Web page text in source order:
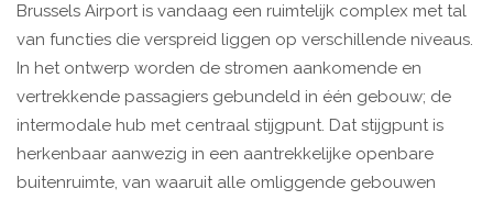
Brussels Airport is vandaag een ruimtelijk complex met tal
van functies die verspreid liggen op verschillende niveaus.
In het ontwerp worden de stromen aankomende en
vertrekkende passagiers gebundeld in één gebouw; de
intermodale hub met centraal stijgpunt. Dat stijgpunt is
herkenbaar aanwezig in een aantrekkelijke openbare
buitenruimte, van waaruit alle omliggende gebouwen